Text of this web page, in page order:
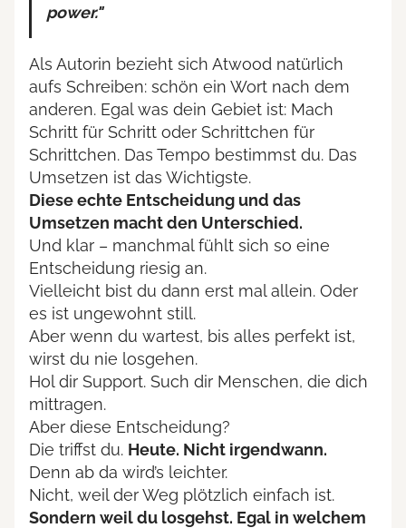
power."
Als Autorin bezieht sich Atwood natürlich
aufs Schreiben: schön ein Wort nach dem
anderen. Egal was dein Gebiet ist: Mach
Schritt für Schritt oder Schrittchen für
Schrittchen. Das Tempo bestimmst du. Das
Umsetzen ist das Wichtigste.
Diese echte Entscheidung und das
Umsetzen macht den Unterschied.
Und klar – manchmal fühlt sich so eine
Entscheidung riesig an.
Vielleicht bist du dann erst mal allein. Oder
es ist ungewohnt still.
Aber wenn du wartest, bis alles perfekt ist,
wirst du nie losgehen.
Hol dir Support. Such dir Menschen, die dich
mittragen.
Aber diese Entscheidung?
Die triffst du. Heute. Nicht irgendwann.
Denn ab da wird’s leichter.
Nicht, weil der Weg plötzlich einfach ist.
Sondern weil du losgehst. Egal in welchem